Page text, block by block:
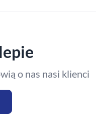
o nas nasi klienci